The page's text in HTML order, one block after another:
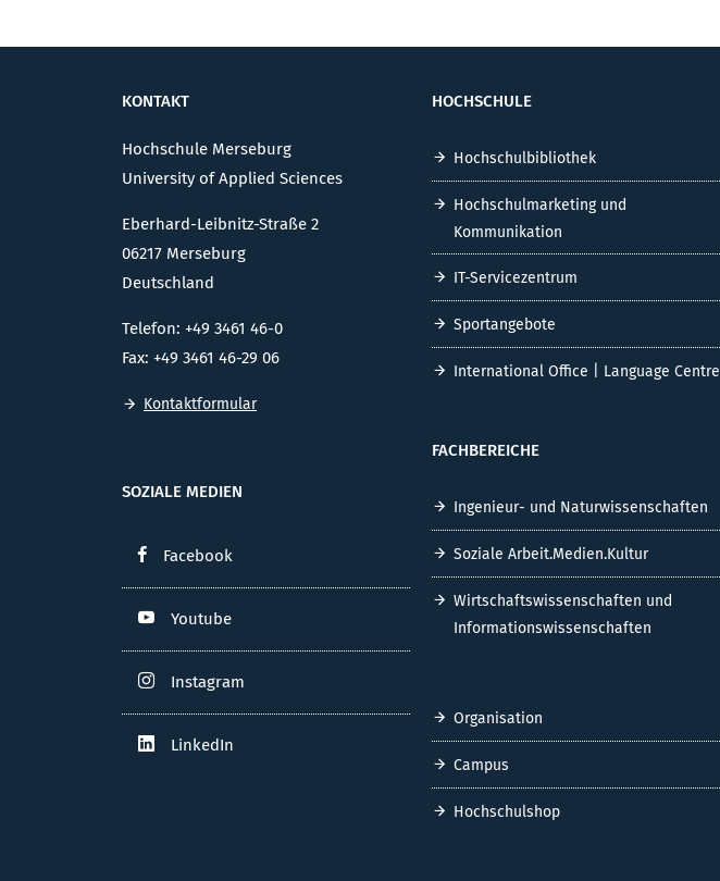
KONTAKT
Hochschule Merseburg
University of Applied Sciences
Eberhard-Leibnitz-Straße 2
06217 Merseburg
Deutschland
Telefon: +49 3461 46-0
Fax: +49 3461 46-29 06
Kontaktformular
SOZIALE MEDIEN
Facebook
Youtube
Instagram
LinkedIn
HOCHSCHULE
Hochschulbibliothek
Hochschulmarketing und
Kommunikation
IT-Servicezentrum
Sportangebote
International Office | Language Centre
FACHBEREICHE
Ingenieur- und Naturwissenschaften
Soziale Arbeit.Medien.Kultur
Wirtschaftswissenschaften und
Informationswissenschaften
Organisation
Campus
Hochschulshop